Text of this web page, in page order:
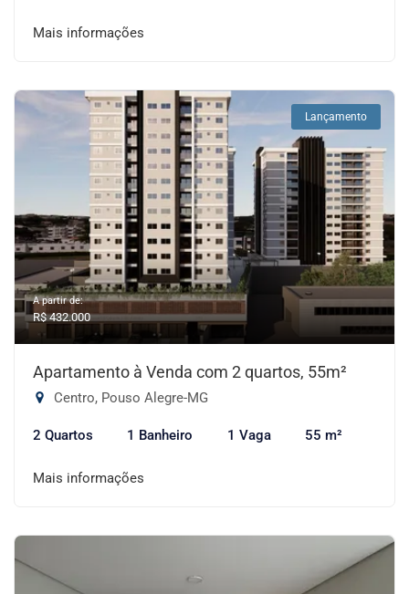
Mais informações
Lançamento
A partir de:
R$ 432.000
Apartamento à Venda com 2 quartos, 55m²
Centro, Pouso Alegre-MG
2 Quartos 1 Banheiro 1 Vaga 55 m²
Mais informações